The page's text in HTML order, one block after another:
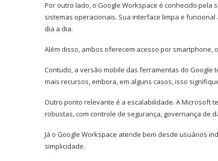
Por outro lado, o Google Workspace é conhecido
sistemas operacionais. Sua interface limpa e
dia a dia.
Além disso, ambos oferecem acesso por
Contudo, a versão mobile das ferramentas do
mais recursos, embora, em alguns casos, isso
Outro ponto relevante é a escalabilidade. A Microsoft
robustas, com controle de segurança, governança de
Já o Google Workspace atende bem desde usuários
simplicidade.